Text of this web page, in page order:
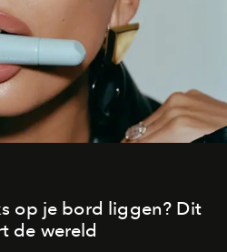
op je bord liggen? Dit
de wereld